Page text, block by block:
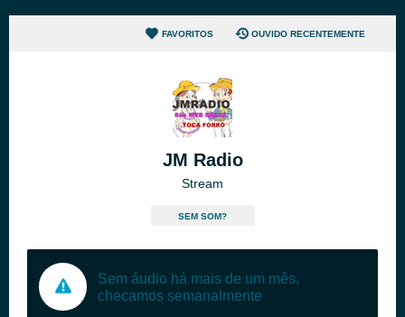
FAVORITOS OUVIDO RECENTEMENTE
JM Radio
Stream
SEM SOM?
Sem áudio há mais de um mês,
checamos semanalmente